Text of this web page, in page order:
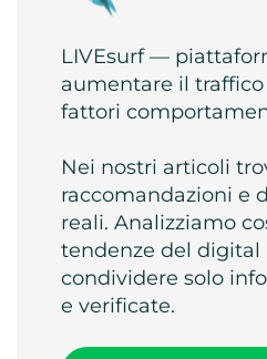
LIVEsurf —
aumentare il
fattori
Nei nostri articoli
raccomandazioni e
reali. Analizziamo
tendenze del
condividere solo
e verificate.